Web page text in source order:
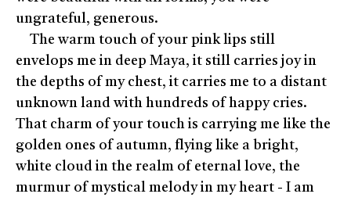
ungrateful, generous.
The warm touch of your pink lips still
envelops me in deep Maya, it still carries joy in
the depths of my chest, it carries me to a distant
unknown land with hundreds of happy cries.
That charm of your touch is carrying me like the
golden ones of autumn, flying like a bright,
white cloud in the realm of eternal love, the
murmur of mystical melody in my heart - I am